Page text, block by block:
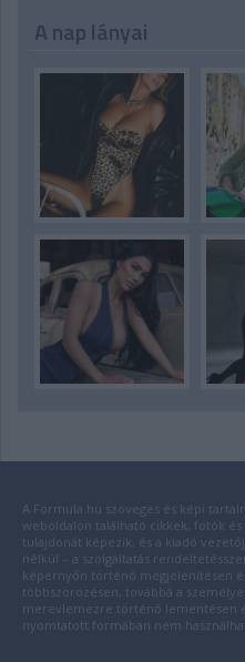
A nap lányai
A Formula.hu szöveges és képi
weboldalon található cikkek, fotók
tulajdonát képezik, és a kiadó
nélkül – a szolgáltatás
képernyőn történő megjelenítésen
többszörözésen, továbbá a
merevlemezre történő lementésen
nyomtatott formában nem